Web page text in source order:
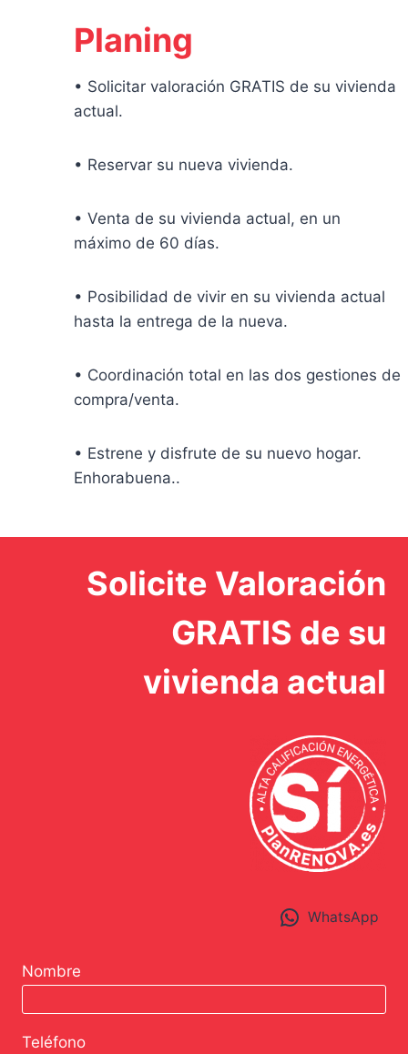
Planing
• Solicitar valoración GRATIS de su vivienda
actual.
• Reservar su nueva vivienda.
• Venta de su vivienda actual, en un
máximo de 60 días.
• Posibilidad de vivir en su vivienda actual
hasta la entrega de la nueva.
• Coordinación total en las dos gestiones de
compra/venta.
• Estrene y disfrute de su nuevo hogar.
Enhorabuena..
Solicite Valoración
GRATIS de su
vivienda actual
WhatsApp
Nombre
Teléfono